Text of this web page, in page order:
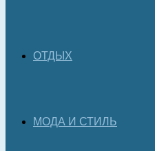
ОТДЫХ
МОДА И СТИЛЬ